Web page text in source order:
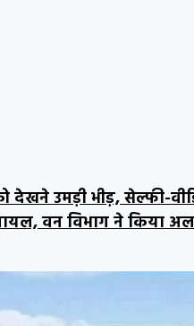
देखने उमड़ी भीड़, सेल्फी-
वन विभाग ने किया